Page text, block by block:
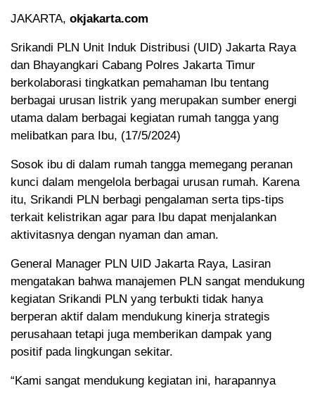
JAKARTA, okjakarta.com
Srikandi PLN Unit Induk Distribusi (UID) Jakarta Raya
dan Bhayangkari Cabang Polres Jakarta Timur
berkolaborasi tingkatkan pemahaman Ibu tentang
berbagai urusan listrik yang merupakan sumber energi
utama dalam berbagai kegiatan rumah tangga yang
melibatkan para Ibu, (17/5/2024)
Sosok ibu di dalam rumah tangga memegang peranan
kunci dalam mengelola berbagai urusan rumah. Karena
itu, Srikandi PLN berbagi pengalaman serta tips-tips
terkait kelistrikan agar para Ibu dapat menjalankan
aktivitasnya dengan nyaman dan aman.
General Manager PLN UID Jakarta Raya, Lasiran
mengatakan bahwa manajemen PLN sangat mendukung
kegiatan Srikandi PLN yang terbukti tidak hanya
berperan aktif dalam mendukung kinerja strategis
perusahaan tetapi juga memberikan dampak yang
positif pada lingkungan sekitar.
“Kami sangat mendukung kegiatan ini, harapannya